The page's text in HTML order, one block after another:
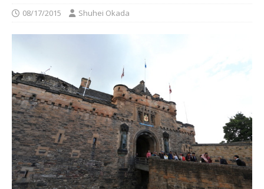
08/17/2015 Shuhei Okada